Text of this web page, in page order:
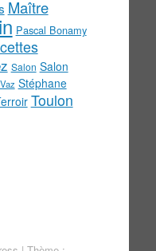
Maître
Pascal Bonamy
Salon Salon
Stéphane
Toulon